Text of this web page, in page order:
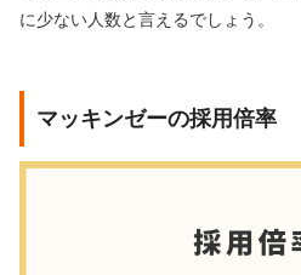
に少ない人数と言えるでしょう。
マッキンゼーの採用倍率